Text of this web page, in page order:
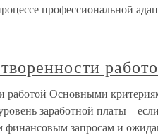
профессиональной
работой Основными
заработной платы –
финансовым запросам и